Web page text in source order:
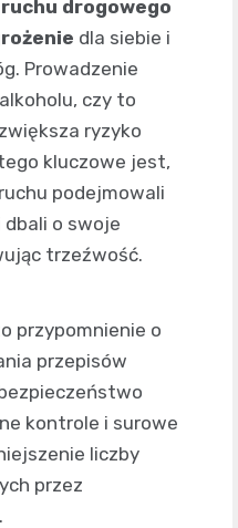
drogowego
dla siebie i
Prowadzenie
czy to
ryzyko
kluczowe jest,
podejmowali
o swoje
trzeźwość.
przypomnienie o
przepisów
kontrole i surowe
liczby
przez